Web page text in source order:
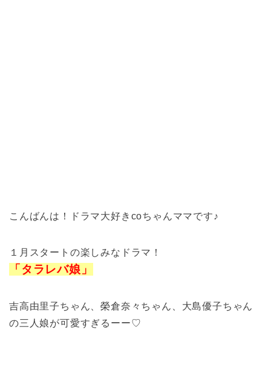
こんばんは！ドラマ大好きcoちゃんママです♪
１月スタートの楽しみなドラマ！
「タラレバ娘」
吉高由里子ちゃん、榮倉奈々ちゃん、大島優子ちゃん
の三人娘が可愛すぎるーー♡